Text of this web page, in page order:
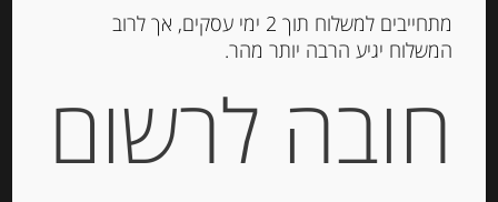
קטגוריות:מוצרים חדשים ,שוקולד, נוגט, עוגיות
מתחייבים למשלוח תוך 2 ימי עסקים, אך לרוב
המשלוח יגיע הרבה יותר מהר.
חובה לרשום